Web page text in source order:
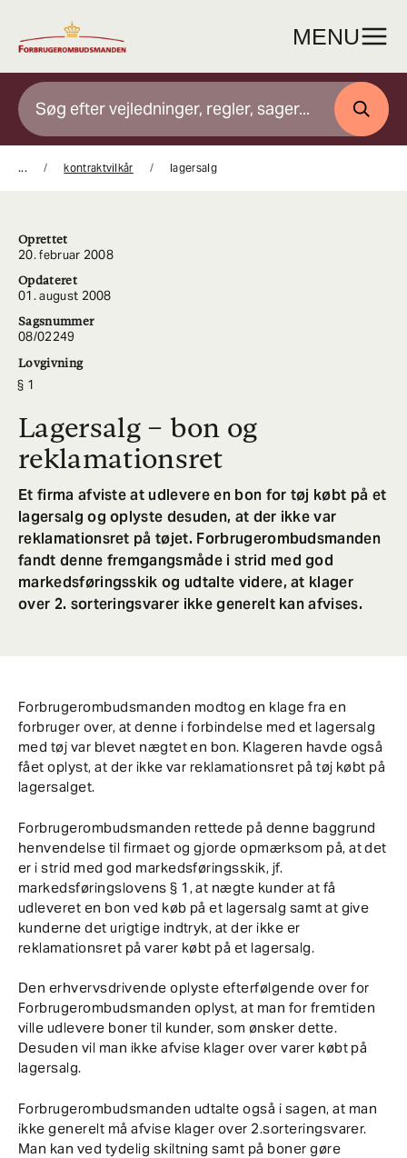
indhold
MENU
SØG
... kontraktvilkår lagersalg
Oprettet
20. februar 2008
Opdateret
01. august 2008
Sagsnummer
08/02249
Lovgivning
1
Lagersalg – bon og
reklamationsret
Et firma afviste at udlevere en bon for tøj købt på et
lagersalg og oplyste desuden, at der ikke var
reklamationsret på tøjet. Forbrugerombudsmanden
fandt denne fremgangsmåde i strid med god
markedsføringsskik og udtalte videre, at klager
over 2. sorteringsvarer ikke generelt kan afvises.
Forbrugerombudsmanden modtog en klage fra en
forbruger over, at denne i forbindelse med et lagersalg
med tøj var blevet nægtet en bon. Klageren havde også
fået oplyst, at der ikke var reklamationsret på tøj købt på
lagersalget.
Forbrugerombudsmanden rettede på denne baggrund
henvendelse til firmaet og gjorde opmærksom på, at det
er i strid med god markedsføringsskik, jf.
markedsføringslovens § 1, at nægte kunder at få
udleveret en bon ved køb på et lagersalg samt at give
kunderne det urigtige indtryk, at der ikke er
reklamationsret på varer købt på et lagersalg.
Den erhvervsdrivende oplyste efterfølgende over for
Forbrugerombudsmanden oplyst, at man for fremtiden
ville udlevere boner til kunder, som ønsker dette.
Desuden vil man ikke afvise klager over varer købt på
lagersalg.
Forbrugerombudsmanden udtalte også i sagen, at man
ikke generelt må afvise klager over 2.sorteringsvarer.
Man kan ved tydelig skiltning samt på boner gøre